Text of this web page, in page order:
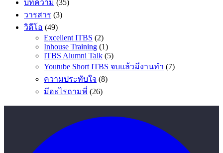
บทความ (35)
วารสาร (3)
วิดีโอ (49)
Excellent ITBS (2)
Inhouse Training (1)
ITBS Alumni Talk (5)
Youtube Short ITBS จบแล้วมีงานทำ (7)
ความประทับใจ (8)
มีอะไรถามพี่ (26)